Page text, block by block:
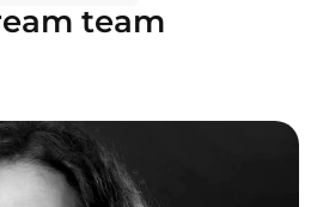
team